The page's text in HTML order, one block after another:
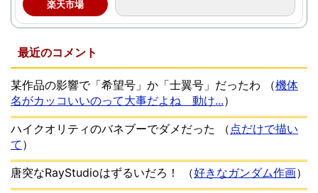
楽天市場
最近のコメント
某作品の影響で「希望号」か「士翼号」だったわ （機体
名がカッコいいのって大事だよね 動け...）
ハイクオリティのバネブーでダメだった
（ 点だけで描い
て ）
唐突なRayStudioはずるいだろ！
（好きなガンダム作画）